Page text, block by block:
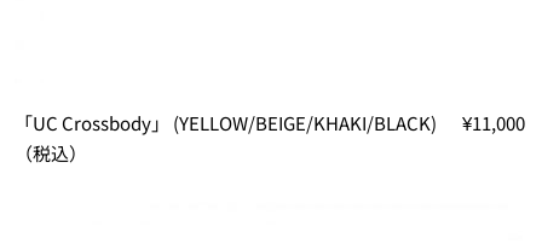
「UC Crossbody」 (YELLOW/BEIGE/KHAKI/BLACK)
¥11,000
（税込）